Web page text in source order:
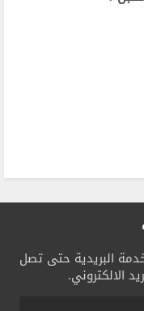
البريدية حتى تصل
الالكتروني.